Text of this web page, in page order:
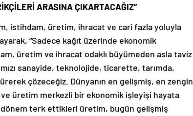
ARASINA ÇIKARTACAĞIZ”
istihdam, üretim, ihracat ve cari fazla yoluyla
“Sadece kağıt üzerinde ekonomik
üretim ve ihracat odaklı büyümeden asla taviz
sanayide, teknolojide, ticarette, tarımda,
çözeceğiz. Dünyanın en gelişmiş, en zengin
ve üretim merkezli bir ekonomik işleyişi hayata
dönem terk ettikleri üretim, bugün gelişmiş